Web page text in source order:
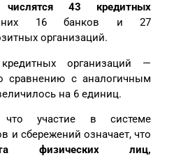
числятся 43 кредитных
16 банков и 27
организаций.
кредитныхорганизаций —
сравнению с аналогичным
на 6 единиц.
что участие в системе
и сбережений означает, что
физических лиц,